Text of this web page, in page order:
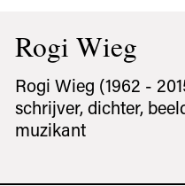
Rogi Wieg
Rogi Wieg (1962 -
schrijver, dichter,
muzikant